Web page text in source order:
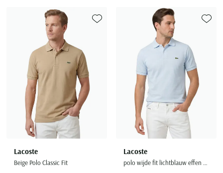
Lacoste
Beige Polo Classic Fit
Toevoegen aan favorieten
Lacoste
polo wijde fit lichtblauw effen katoen